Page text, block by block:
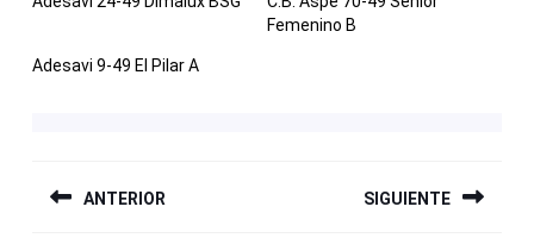
Femenino B
Adesavi 9-49 El Pilar A
DE
ANTERIOR SIGUIENTE